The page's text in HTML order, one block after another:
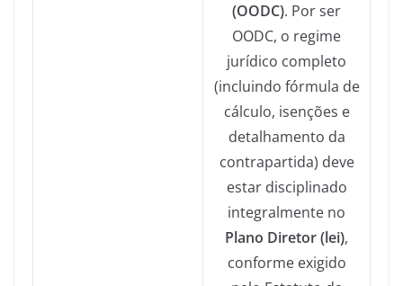
(OODC). Por ser
OODC, o regime
jurídico completo
(incluindo fórmula de
cálculo, isenções e
detalhamento da
contrapartida) deve
estar disciplinado
integralmente no
Plano Diretor (lei),
conforme exigido